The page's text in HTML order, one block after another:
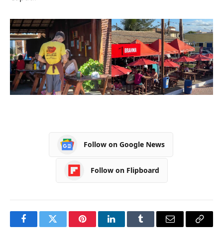
Follow on Google News
Follow on Flipboard
FacebookTwitter PinterestLinkedInTumblr Email
Copy